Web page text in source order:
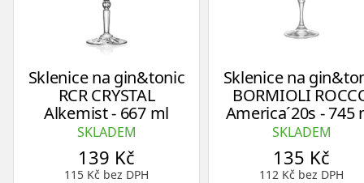
Sklenice na gin&tonic
RCR CRYSTAL
Alkemist - 667 ml
SKLADEM
139 Kč
115 Kč bez DPH
Sklenice na
BORMIOLI
America´20s - 745
SKLADEM
135 Kč
112 Kč bez DPH